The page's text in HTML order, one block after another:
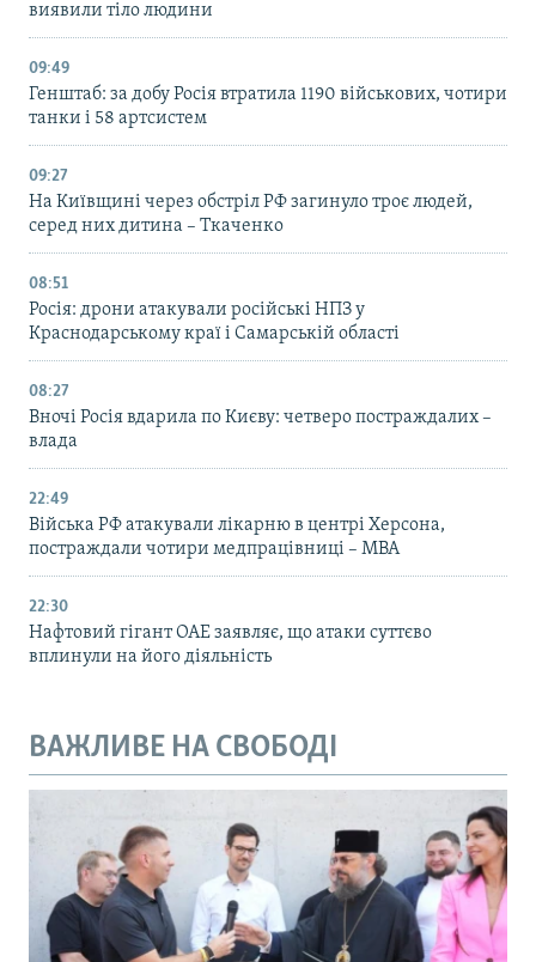
виявили тіло людини
09:49
Генштаб: за добу Росія втратила 1190 військових, чотири
танки і 58 артсистем
09:27
На Київщині через обстріл РФ загинуло троє людей,
серед них дитина – Ткаченко
08:51
Росія: дрони атакували російські НПЗ у
Краснодарському краї і Самарській області
08:27
Вночі Росія вдарила по Києву: четверо постраждалих –
влада
22:49
Війська РФ атакували лікарню в центрі Херсона,
постраждали чотири медпрацівниці – МВА
22:30
Нафтовий гігант ОАЕ заявляє, що атаки суттєво
вплинули на його діяльність
ВАЖЛИВЕ НА СВОБОДІ